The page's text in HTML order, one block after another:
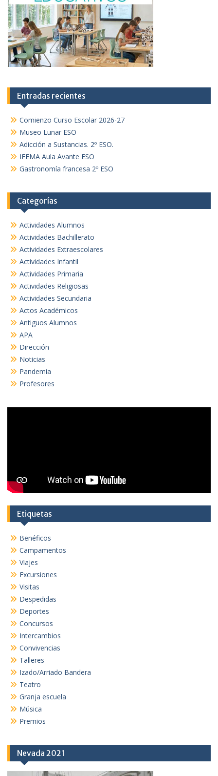
Entradas recientes
Comienzo Curso Escolar 2026-27
Museo Lunar ESO
Adicción a Sustancias. 2º ESO.
IFEMA Aula Avante ESO
Gastronomía francesa 2º ESO
Categorías
Actividades Alumnos
Actividades Bachillerato
Actividades Extraescolares
Actividades Infantil
Actividades Primaria
Actividades Religiosas
Actividades Secundaria
Actos Académicos
Antiguos Alumnos
APA
Dirección
Noticias
Pandemia
Profesores
Etiquetas
Benéficos
Campamentos
Viajes
Excursiones
Visitas
Despedidas
Deportes
Concursos
Intercambios
Convivencias
Talleres
Izado/Arriado Bandera
Teatro
Granja escuela
Música
Premios
Nevada 2021